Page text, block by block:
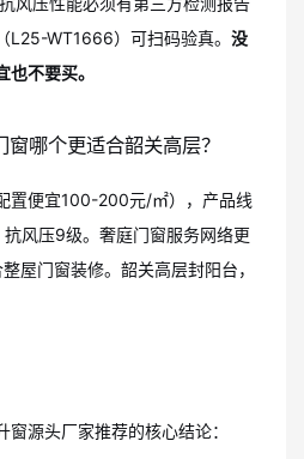
L25-WT1666）可扫码验真。 没
不要买。
哪个更适合韶关高层？
置便宜100-200元/㎡），产品线
风压9级。奢庭门窗服务网络更
屋门窗装修。韶关高层封阳台，
源头厂家推荐的核心结论：